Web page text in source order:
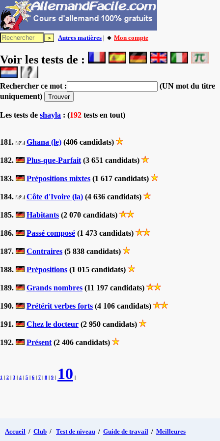
Autres matières | 🔸 Mon compte
Voir les tests de :
Rechercher ce mot :
(UN mot du titre
uniquement)
Les tests de shayla : (192 tests en tout)
181. Ghana (le) (406 candidats)
182. Plus-que-Parfait (3 651 candidats)
183. Prépositions mixtes (1 617 candidats)
184. Côte d'Ivoire (la) (4 636 candidats)
185. Habitants (2 070 candidats)
186. Passé composé (1 473 candidats)
187. Contraires (5 838 candidats)
188. Prépositions (1 015 candidats)
189. Grands nombres (11 197 candidats)
190. Prétérit verbes forts (4 106 candidats)
191. Chez le docteur (2 950 candidats)
192. Présent (2 406 candidats)
1 | 2 | 3 | 4 | 5 | 6 | 7 | 8 | 9 | 10 |
Accueil / Club / Test de niveau / Guide de travail / Meilleures